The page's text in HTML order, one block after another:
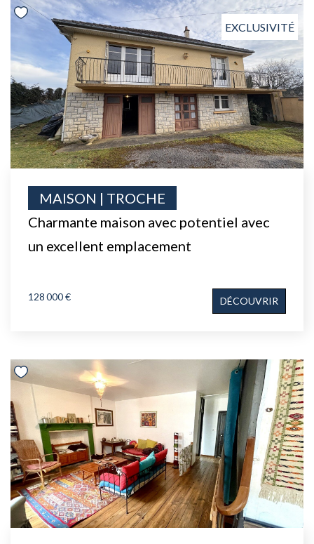
EXCLUSIVITÉ
Charmante maison avec potentiel avec
un excellent emplacement
MAISON | TROCHE
128 000 € DÉCOUVRIR